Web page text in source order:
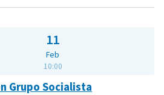
11
Feb
10:00
Grupo Socialista